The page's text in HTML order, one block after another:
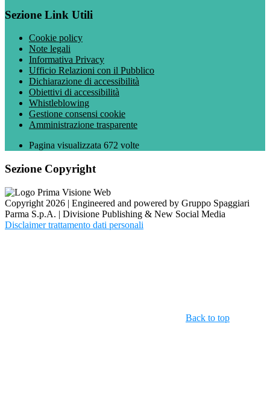
Sezione Link Utili
Cookie policy
Note legali
Informativa Privacy
Ufficio Relazioni con il Pubblico
Dichiarazione di accessibilità
Obiettivi di accessibilità
Whistleblowing
Gestione consensi cookie
Amministrazione trasparente
Pagina visualizzata 672 volte
Sezione Copyright
Copyright 2026 | Engineered and powered by Gruppo Spaggiari
Parma S.p.A. | Divisione Publishing & New Social Media
Disclaimer trattamento dati personali
Back to top